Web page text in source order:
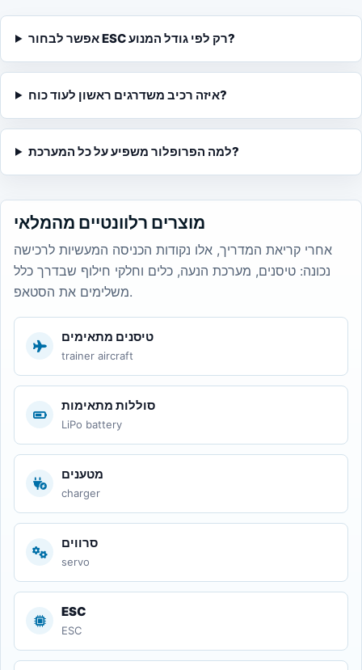
אפשר לבחור ESC רק לפי גודל המנוע?
איזה רכיב משדרגים ראשון לעוד כוח?
למה הפרופלור משפיע על כל המערכת?
מוצרים רלוונטיים מהמלאי
אחרי קריאת המדריך, אלו נקודות הכניסה המעשיות לרכישה
נכונה: טיסנים, מערכת הנעה, כלים וחלקי חילוף שבדרך כלל
משלימים את הסטאפ.
טיסנים מתאימים
trainer aircraft
סוללות מתאימות
LiPo battery
מטענים
charger
סרווים
servo
ESC
ESC